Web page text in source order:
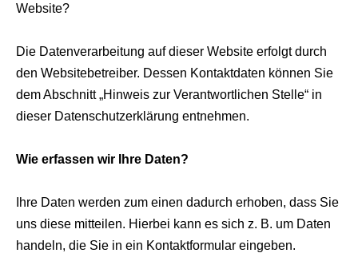
Website?
Die Datenverarbeitung auf dieser Website erfolgt durch
den Websitebetreiber. Dessen Kontaktdaten können Sie
dem Abschnitt „Hinweis zur Verantwortlichen Stelle“ in
dieser Datenschutzerklärung entnehmen.
Wie erfassen wir Ihre Daten?
Ihre Daten werden zum einen dadurch erhoben, dass Sie
uns diese mitteilen. Hierbei kann es sich z. B. um Daten
handeln, die Sie in ein Kontaktformular eingeben.